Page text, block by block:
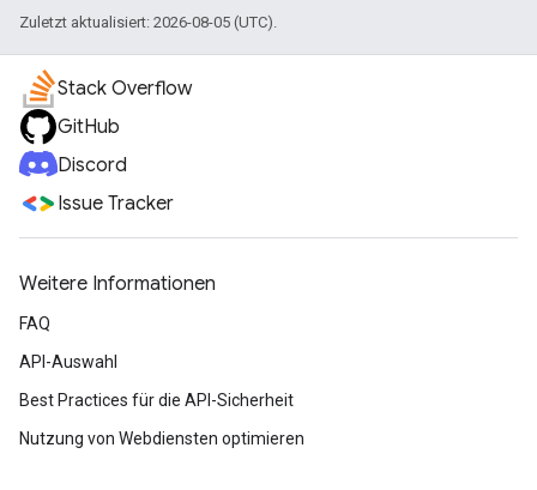
Zuletzt aktualisiert: 2026-08-05 (UTC).
Stack Overflow
GitHub
Discord
Issue Tracker
Weitere Informationen
FAQ
API-Auswahl
Best Practices für die API-Sicherheit
Nutzung von Webdiensten optimieren